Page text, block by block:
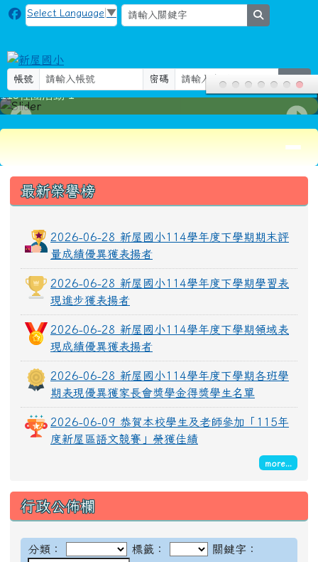
跳至主內容區
新屋國小
Select Language ▼
帳號 密碼 登入
115社團活動-1
上中區域內容
最新榮譽榜
2026-06-28 新屋國小114學年度下學期期末評
量成績優異獲表揚者
2026-06-28 新屋國小114學年度下學期學習表
現進步獲表揚者
2026-06-28 新屋國小114學年度下學期領域表
現成績優異獲表揚者
2026-06-28 新屋國小114學年度下學期各班學
期表現優異獲家長會獎學金得獎學生名單
2026-06-09 恭賀本校學生及老師參加「115年
度新屋區語文競賽」榮獲佳績
more...
行政公佈欄
分類： 標籤：
關鍵字：
頁尾區域